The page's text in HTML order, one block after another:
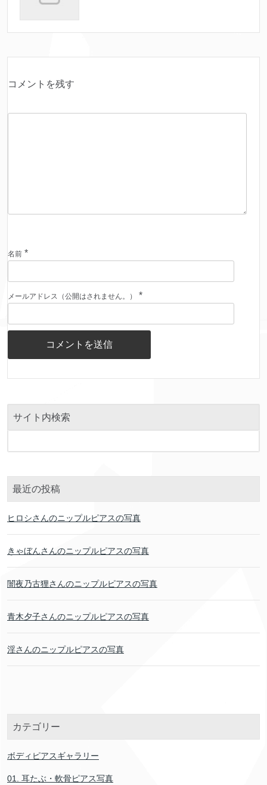
コメントを残す
名前 *
メールアドレス（公開はされません。） *
サイト内検索
最近の投稿
ヒロシさんのニップルピアスの写真
きゃぼんさんのニップルピアスの写真
闇夜乃古狸さんのニップルピアスの写真
青木夕子さんのニップルピアスの写真
淫さんのニップルピアスの写真
カテゴリー
ボディピアスギャラリー
01. 耳たぶ・軟骨ピアス写真